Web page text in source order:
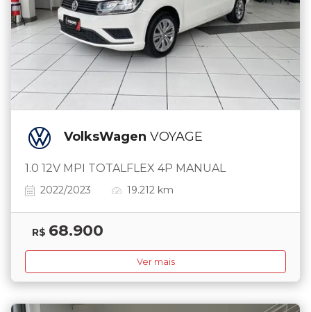
VolksWagen VOYAGE
1.0 12V MPI TOTALFLEX 4P MANUAL
2022/2023 19.212 km
R$ 68.900
Ver mais